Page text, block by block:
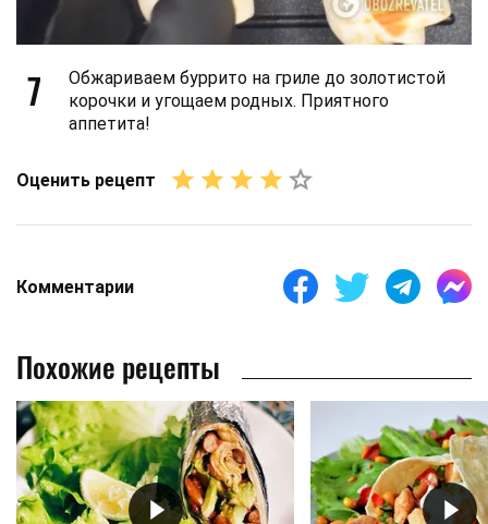
7
Обжариваем буррито на гриле до золотистой
корочки и угощаем родных. Приятного
аппетита!
Оценить рецепт
Комментарии
Похожие рецепты